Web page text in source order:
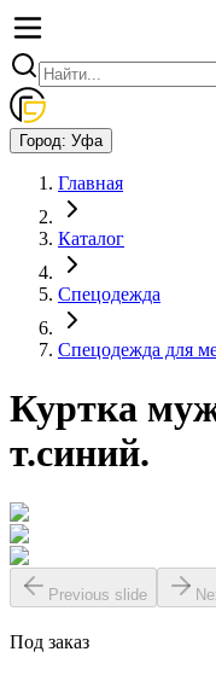
Город: Уфа
Главная
Каталог
Спецодежда
Спецодежда для
Куртка
т.синий.
Previous slide
Под заказ